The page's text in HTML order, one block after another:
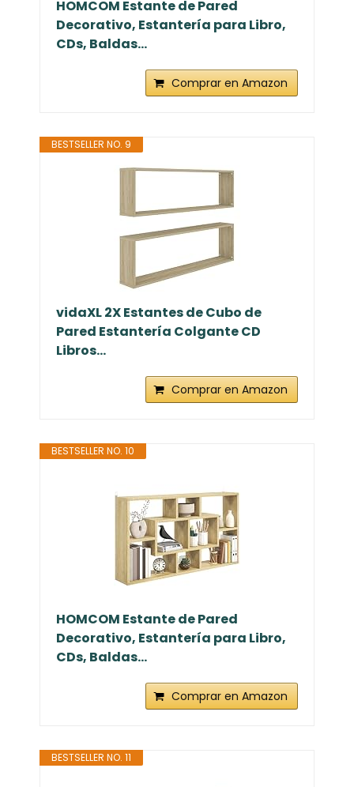
HOMCOM Estante de Pared
Decorativo, Estantería para Libro,
CDs, Baldas...
Comprar en Amazon
BESTSELLER NO. 9
vidaXL 2X Estantes de Cubo de
Pared Estantería Colgante CD
Libros...
Comprar en Amazon
BESTSELLER NO. 10
HOMCOM Estante de Pared
Decorativo, Estantería para Libro,
CDs, Baldas...
Comprar en Amazon
BESTSELLER NO. 11